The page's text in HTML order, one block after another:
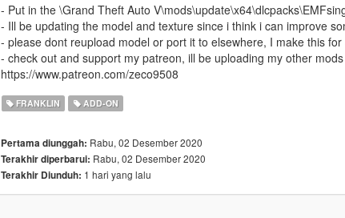
- Put in the \Grand Theft Auto
- Ill be updating the model and texture since i think i can improve
- please dont reupload model or port it to elsewhere, I make this
- check out and support my patreon, ill be uploading my other
https://www.patreon.com/zeco9508
FRANKLIN ADD-ON
Pertama diunggah: Rabu, 02 Desember 2020
Terakhir diperbarui: Rabu, 02 Desember 2020
Terakhir Diunduh: 1 hari yang lalu